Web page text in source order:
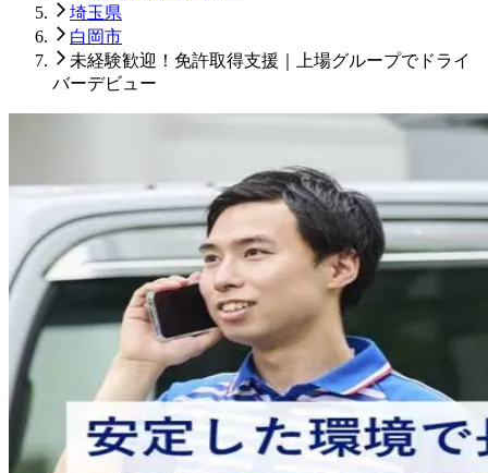
埼玉県
白岡市
未経験歓迎！免許取得支援｜上場グループでドライ
バーデビュー